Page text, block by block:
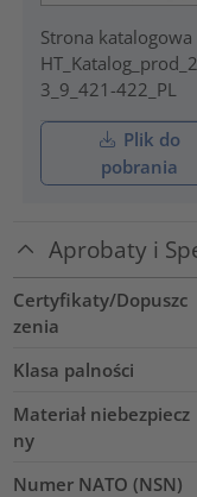
Strona katalogowa
3_9_421-422_PL
Plik do
pobrania
Aprobaty i
Certyfikaty/Dopuszc
zenia
Klasa palności
Materiał niebezpiecz
ny
Numer NATO (NSN)